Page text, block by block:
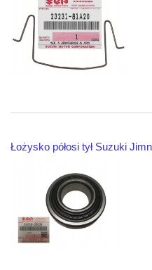
Łożysko półosi tył Suzuki